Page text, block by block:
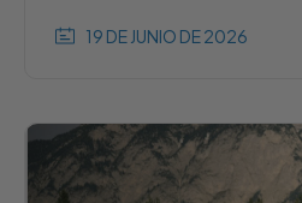
19 DE JUNIO DE 2026